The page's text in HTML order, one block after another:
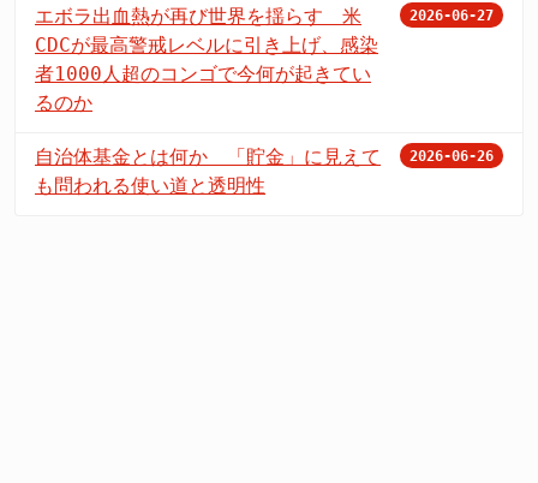
エボラ出血熱が再び世界を揺らす 米
CDCが最高警戒レベルに引き上げ、感染
者1000人超のコンゴで今何が起きてい
るのか
2026-06-27
自治体基金とは何か 「貯金」に見えて
も問われる使い道と透明性
2026-06-26